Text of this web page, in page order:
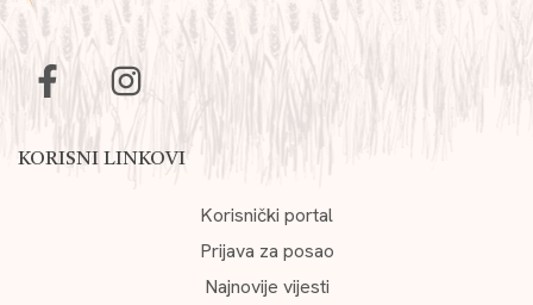
KORISNI LINKOVI
Korisnički portal
Prijava za posao
Najnovije vijesti